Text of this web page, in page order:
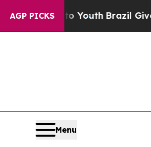
AGP PICKS
to YouthBrazil Gives Parents
Menu